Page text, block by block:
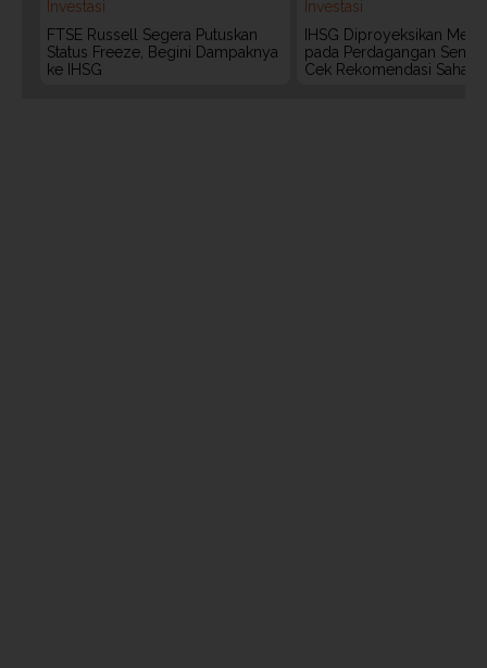
Investasi
FTSE Russell Segera Putuskan
Status Freeze, Begini Dampaknya
ke IHSG
Investasi
IHSG Diproyeksikan
pada Perdagangan Senin
Cek Rekomendasi